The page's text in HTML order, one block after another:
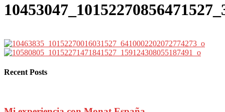
Recent Posts